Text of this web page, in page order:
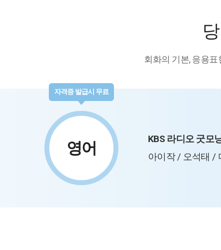
회화의 기본, 응용
영어
자격증 발급시 무료
KBS 라디오 굿모
아이작 / 오석태 /